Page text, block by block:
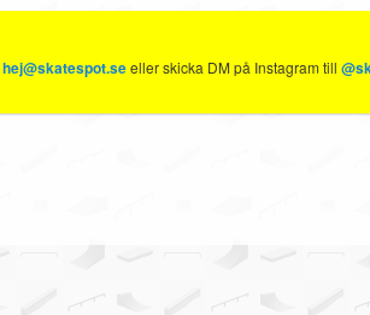
hej@skatespot.seeller skicka DM på Instagram till